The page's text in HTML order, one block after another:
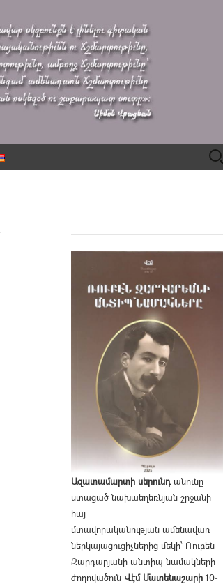
Search
for:
Ազատամարտի սերունդանունը
ստացած նախաեղեռնյան շրջանի
հայ
մտավորականության ամենավառ
ներկայացուցիչներից մեկի՝ Ռուբեն
Զարդարյանի անտիպ նամակների
ժողովածուն Վէմ Մատենաշարի 10-